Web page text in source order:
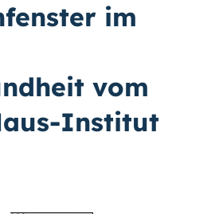
im
vom
Institut